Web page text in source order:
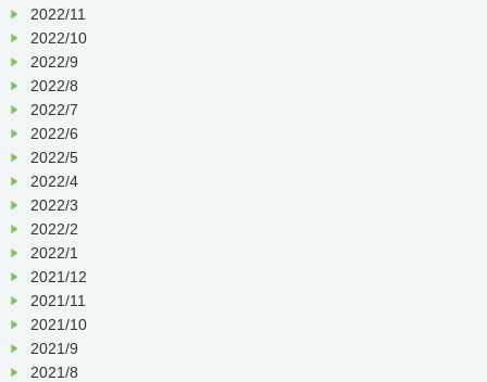
2022/11
2022/10
2022/9
2022/8
2022/7
2022/6
2022/5
2022/4
2022/3
2022/2
2022/1
2021/12
2021/11
2021/10
2021/9
2021/8